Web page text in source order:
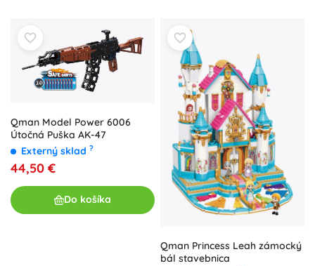
Qman Model Power 6006
Útočná Puška AK-47
Externý sklad ?
44,50 €
Do košíka
Qman Princess Leah zámocký
bál stavebnica